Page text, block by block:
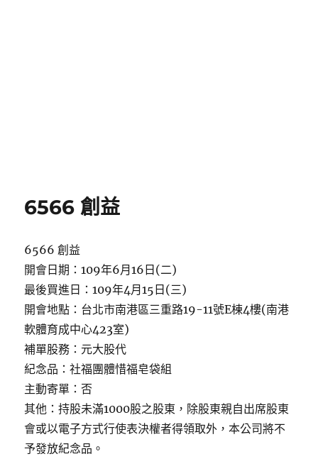
6566 創益
6566 創益
開會日期：109年6月16日(二)
最後買進日：109年4月15日(三)
開會地點：台北市南港區三重路19-11號E棟4樓(南港
軟體育成中心423室)
補單股務：元大股代
紀念品：社福團體惜福皂袋組
主動寄單：否
其他：持股未滿1000股之股東，除股東親自出席股東
會或以電子方式行使表決權者得領取外，本公司將不
予發放紀念品。